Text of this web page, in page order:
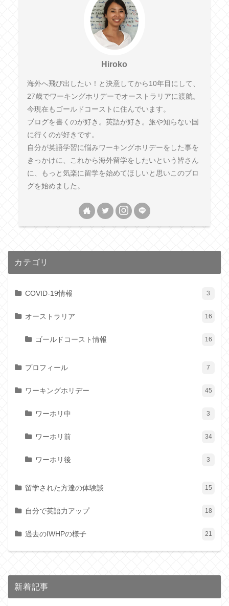
Hiroko
海外へ飛び出したい！と決意してから10年目にして、
27歳でワーキングホリデーでオーストラリアに渡航。
今現在もゴールドコーストに住んでいます。
ブログを書くのが好き。英語が好き。旅や知らない国
に行くのが好きです。
自分が英語学習に悩みワーキングホリデーをした事を
きっかけに、これから海外留学をしたいという皆さん
に、もっと気楽に留学を始めてほしいと思いこのブロ
グを始めました。
カテゴリ
COVID-19情報 3
オーストラリア 16
ゴールドコースト情報 16
プロフィール 7
ワーキングホリデー 45
ワーホリ中 3
ワーホリ前 34
ワーホリ後 3
留学された方達の体験談 15
自分で英語力アップ 18
過去のIWHPの様子 21
新着記事